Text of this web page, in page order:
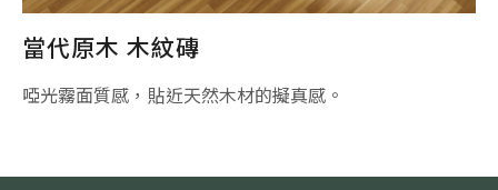
當代原木 木紋磚
啞光霧面質感，貼近天然木材的擬真感。
一律啟用